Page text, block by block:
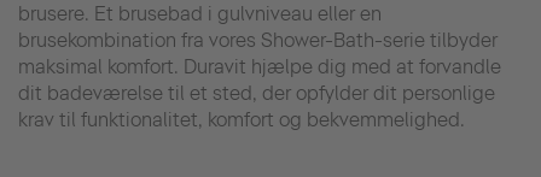
brusere. Et brusebad i gulvniveau eller en
brusekombination fra vores Shower-Bath-serie tilbyder
maksimal komfort. Duravit hjælpe dig med at forvandle
dit badeværelse til et sted, der opfylder dit personlige
krav til funktionalitet, komfort og bekvemmelighed.